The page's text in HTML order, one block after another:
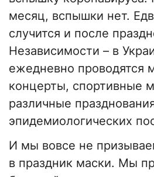
месяц, вспышки нет.
случится и после
Независимости – в
ежедневно проводятся
концерты, спортивные
различные
эпидемиологических
И мы вовсе не
в праздник маски. Мы